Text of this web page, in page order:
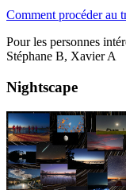
Comment procéder au
Pour les personnes
Stéphane B, Xavier A
Nightscape